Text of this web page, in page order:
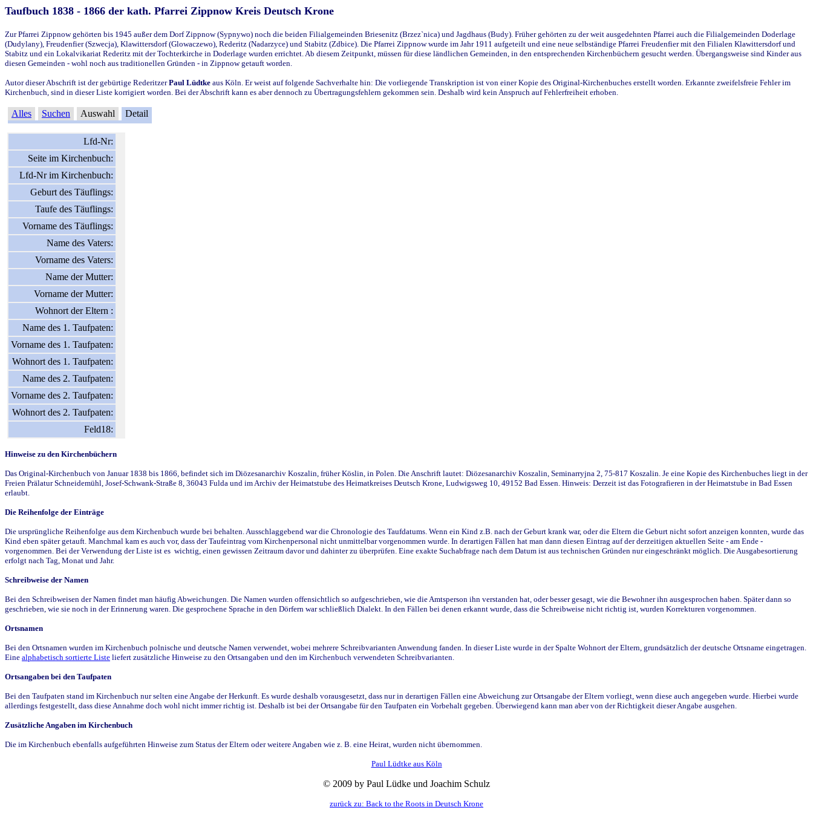
Taufbuch 1838 - 1866 der kath. Pfarrei Zippnow Kreis Deutsch Krone
Zur Pfarrei Zippnow gehörten bis 1945 außer dem Dorf Zippnow (Sypnywo) noch die beiden Filialgemeinden Briesenitz (Brzez`nica) und Jagdhaus (Budy). Früher gehörten zu der weit ausgedehnten Pfarrei auch die Filialgemeinden Doderlage
(Dudylany), Freudenfier (Szwecja), Klawittersdorf (Glowaczewo), Rederitz (Nadarzyce) und Stabitz (Zdbice). Die Pfarrei Zippnow wurde im Jahr 1911 aufgeteilt und eine neue selbständige Pfarrei Freudenfier mit den Filialen Klawittersdorf und
Stabitz und ein Lokalvikariat Rederitz mit der Tochterkirche in Doderlage wurden errichtet. Ab diesem Zeitpunkt, müssen für diese ländlichen Gemeinden, in den entsprechenden Kirchenbüchern gesucht werden. Übergangsweise sind Kinder aus
diesen Gemeinden - wohl noch aus traditionellen Gründen - in Zippnow getauft worden.
Autor dieser Abschrift ist der gebürtige RederitzerPaul Lüdtke aus Köln. Er weist auf folgende Sachverhalte hin: Die vorliegende Transkription ist von einer Kopie des Original-Kirchenbuches erstellt worden. Erkannte zweifelsfreie Fehler im
Kirchenbuch, sind in dieser Liste korrigiert worden. Bei der Abschrift kann es aber dennoch zu Übertragungsfehlern gekommen sein. Deshalb wird kein Anspruch auf Fehlerfreiheit erhoben.
Alles Suchen Auswahl Detail
Lfd-Nr:
Seite im Kirchenbuch:
Lfd-Nr im Kirchenbuch:
Geburt des Täuflings:
Taufe des Täuflings:
Vorname des Täuflings:
Name des Vaters:
Vorname des Vaters:
Name der Mutter:
Vorname der Mutter:
Wohnort der Eltern :
Name des 1. Taufpaten:
Vorname des 1. Taufpaten:
Wohnort des 1. Taufpaten:
Name des 2. Taufpaten:
Vorname des 2. Taufpaten:
Wohnort des 2. Taufpaten:
Feld18:
Hinweise zu den Kirchenbüchern
Das Original-Kirchenbuch von Januar 1838 bis 1866, befindet sich im Diözesanarchiv Koszalin, früher Köslin, in Polen. Die Anschrift lautet: Diözesanarchiv Koszalin, Seminarryjna 2, 75-817 Koszalin. Je eine Kopie des Kirchenbuches liegt in der
Freien Prälatur Schneidemühl, Josef-Schwank-Straße 8, 36043 Fulda und im Archiv der Heimatstube des Heimatkreises Deutsch Krone, Ludwigsweg 10, 49152 Bad Essen. Hinweis: Derzeit ist das Fotografieren in der Heimatstube in Bad Essen
erlaubt.
Die Reihenfolge der Einträge
Die ursprüngliche Reihenfolge aus dem Kirchenbuch wurde bei behalten. Ausschlaggebend war die Chronologie des Taufdatums. Wenn ein Kind z.B. nach der Geburt krank war, oder die Eltern die Geburt nicht sofort anzeigen konnten, wurde das
Kind eben später getauft. Manchmal kam es auch vor, dass der Taufeintrag vom Kirchenpersonal nicht unmittelbar vorgenommen wurde. In derartigen Fällen hat man dann diesen Eintrag auf der derzeitigen aktuellen Seite - am Ende -
vorgenommen. Bei der Verwendung der Liste ist es wichtig, einen gewissen Zeitraum davor und dahinter zu überprüfen. Eine exakte Suchabfrage nach dem Datum ist aus technischen Gründen nur eingeschränkt möglich. Die Ausgabesortierung
erfolgt nach Tag, Monat und Jahr.
Schreibweise der Namen
Bei den Schreibweisen der Namen findet man häufig Abweichungen. Die Namen wurden offensichtlich so aufgeschrieben, wie die Amtsperson ihn verstanden hat, oder besser gesagt, wie die Bewohner ihn ausgesprochen haben. Später dann so
geschrieben, wie sie noch in der Erinnerung waren. Die gesprochene Sprache in den Dörfern war schließlich Dialekt. In den Fällen bei denen erkannt wurde, dass die Schreibweise nicht richtig ist, wurden Korrekturen vorgenommen.
Ortsnamen
Bei den Ortsnamen wurden im Kirchenbuch polnische und deutsche Namen verwendet, wobei mehrere Schreibvarianten Anwendung fanden. In dieser Liste wurde in der Spalte Wohnort der Eltern, grundsätzlich der deutsche Ortsname eingetragen.
Eine alphabetisch sortierte Liste liefert zusätzliche Hinweise zu den Ortsangaben und den im Kirchenbuch verwendeten Schreibvarianten.
Ortsangaben bei den Taufpaten
Bei den Taufpaten stand im Kirchenbuch nur selten eine Angabe der Herkunft. Es wurde deshalb vorausgesetzt, dass nur in derartigen Fällen eine Abweichung zur Ortsangabe der Eltern vorliegt, wenn diese auch angegeben wurde. Hierbei wurde
allerdings festgestellt, dass diese Annahme doch wohl nicht immer richtig ist. Deshalb ist bei der Ortsangabe für den Taufpaten ein Vorbehalt gegeben. Überwiegend kann man aber von der Richtigkeit dieser Angabe ausgehen.
Zusätzliche Angaben im Kirchenbuch
Die im Kirchenbuch ebenfalls aufgeführten Hinweise zum Status der Eltern oder weitere Angaben wie z. B. eine Heirat, wurden nicht übernommen.
Paul Lüdtke aus Köln
© 2009 by Paul Lüdke und Joachim Schulz
zurück zu: Back to the Roots in Deutsch Krone